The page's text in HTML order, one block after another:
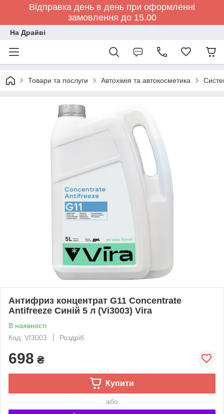
Відправка день в день при оформленні
замовлення до 15.00
На Драйві
Товари та послуги Автохімія та автокосметика
Антифриз концентрат G11 Concentrate
Antifreeze Синій 5 л (Vi3003) Vira
В наявності
Код: VI3003
Роздріб
698 ₴
Купити
або